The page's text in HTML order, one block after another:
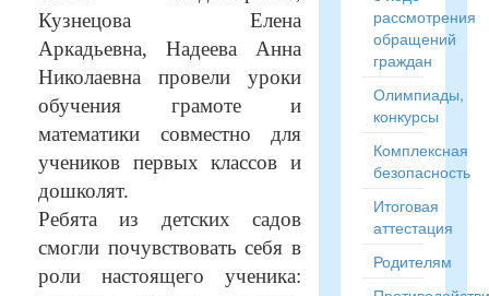
Кузнецова Елена
Аркадьевна, Надеева Анна
Николаевна провели уроки
обучения грамоте и
математики совместно для
учеников первых классов и
дошколят.
Ребята из детских садов
смогли почувствовать себя в
роли настоящего ученика:
рассмотрения
обращений
граждан
Олимпиады,
конкурсы
Комплексная
безопасность
Итоговая
аттестация
Родителям